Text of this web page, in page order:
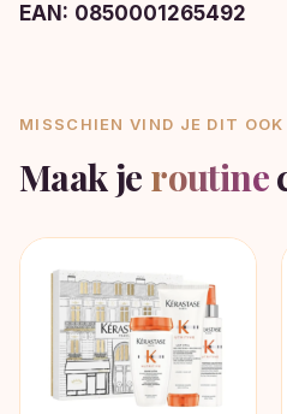
EAN: 0850001265492
MISSCHIEN VIND JE DIT OOK
Maak je routine